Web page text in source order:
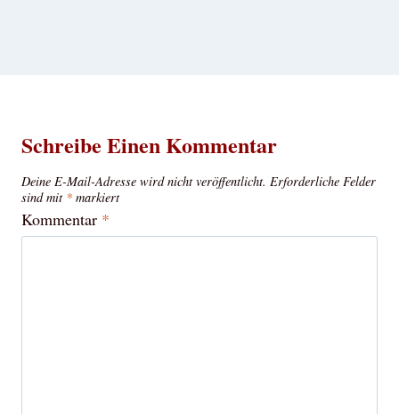
Schreibe Einen Kommentar
Deine E-Mail-Adresse wird nicht veröffentlicht. Erforderliche Felder
sind mit * markiert
Kommentar *